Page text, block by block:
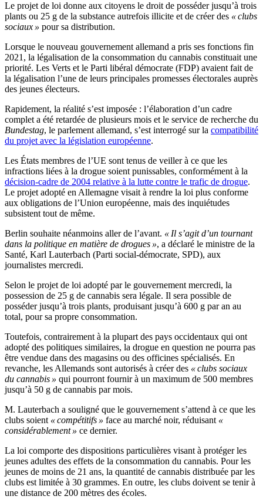
Le projet de loi donne aux citoyens le droit de posséder jusqu’à trois
plants ou 25 g de la substance autrefois illicite et de créer des « clubs
sociaux » pour sa distribution.
Lorsque le nouveau gouvernement allemand a pris ses fonctions fin
2021, la légalisation de la consommation du cannabis constituait une
priorité. Les Verts et le Parti libéral démocrate (FDP) avaient fait de
la légalisation l’une de leurs principales promesses électorales auprès
des jeunes électeurs.
Rapidement, la réalité s’est imposée : l’élaboration d’un cadre
complet a été retardée de plusieurs mois et le service de recherche du
Bundestag, le parlement allemand, s’est interrogé sur la compatibilité
du projet avec la législation européenne.
Les États membres de l’UE sont tenus de veiller à ce que les
infractions liées à la drogue soient punissables, conformément à la
décision-cadre de 2004 relative à la lutte contre le trafic de drogue.
Le projet adopté en Allemagne visait à rendre la loi plus conforme
aux obligations de l’Union européenne, mais des inquiétudes
subsistent tout de même.
Berlin souhaite néanmoins aller de l’avant. « Il s’agit d’un tournant
dans la politique en matière de drogues », a déclaré le ministre de la
Santé, Karl Lauterbach (Parti social-démocrate, SPD), aux
journalistes mercredi.
Selon le projet de loi adopté par le gouvernement mercredi, la
possession de 25 g de cannabis sera légale. Il sera possible de
posséder jusqu’à trois plants, produisant jusqu’à 600 g par an au
total, pour sa propre consommation.
Toutefois, contrairement à la plupart des pays occidentaux qui ont
adopté des politiques similaires, la drogue en question ne pourra pas
être vendue dans des magasins ou des officines spécialisés. En
revanche, les Allemands sont autorisés à créer des « clubs sociaux
du cannabis » qui pourront fournir à un maximum de 500 membres
jusqu’à 50 g de cannabis par mois.
M. Lauterbach a souligné que le gouvernement s’attend à ce que les
clubs soient « compétitifs » face au marché noir, réduisant «
considérablement » ce dernier.
La loi comporte des dispositions particulières visant à protéger les
jeunes adultes des effets de la consommation du cannabis. Pour les
jeunes de moins de 21 ans, la quantité de cannabis distribuée par les
clubs est limitée à 30 grammes. En outre, les clubs doivent se tenir à
une distance de 200 mètres des écoles.